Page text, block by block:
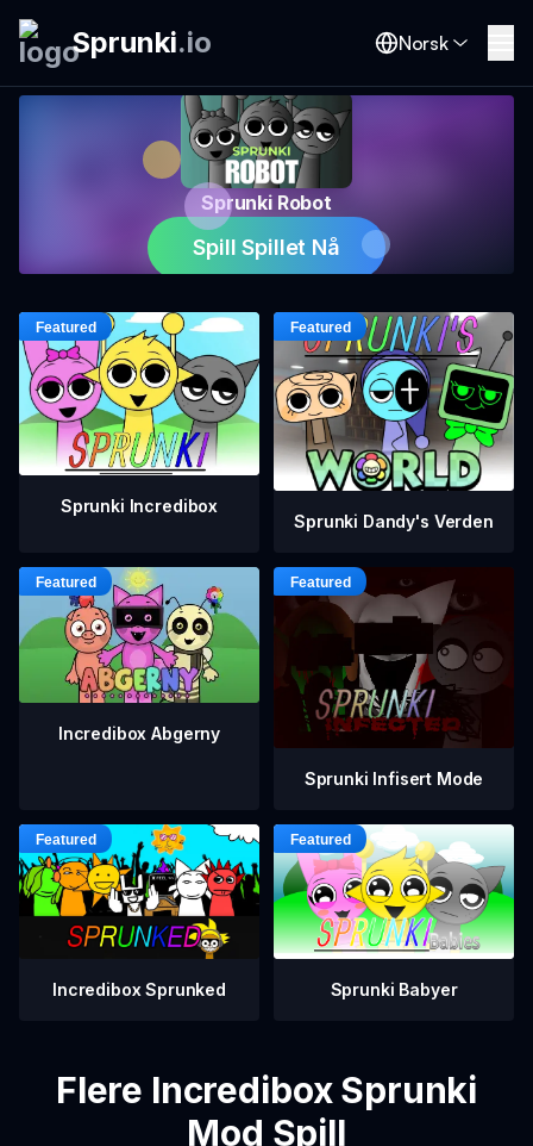
Sprunki.io Norsk
Sprunki Robot
Spill Spillet Nå
Sprunki Incredibox
Sprunki Dandy's Verden
Incredibox Abgerny
Sprunki Infisert Mode
Incredibox Sprunked Sprunki Babyer
Flere Incredibox Sprunki
Mod Spill